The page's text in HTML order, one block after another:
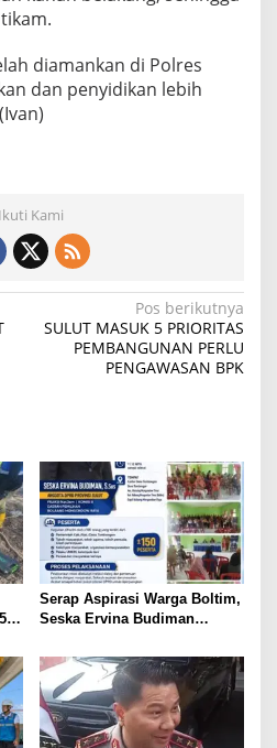
diamankan di Polres
dan penyidikan lebih
Ikuti Kami
Pos berikutnya
SULUT MASUK 5 PRIORITAS
PEMBANGUNAN PERLU
PENGAWASAN BPK
Serap Aspirasi Warga Boltim,
Seska Ervina Budiman
Jalan hingga Penguatan
UMKM